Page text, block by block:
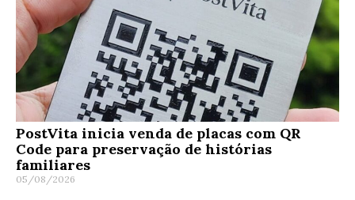
PostVita inicia venda de placas com QR
Code para preservação de histórias
familiares
05/08/2026